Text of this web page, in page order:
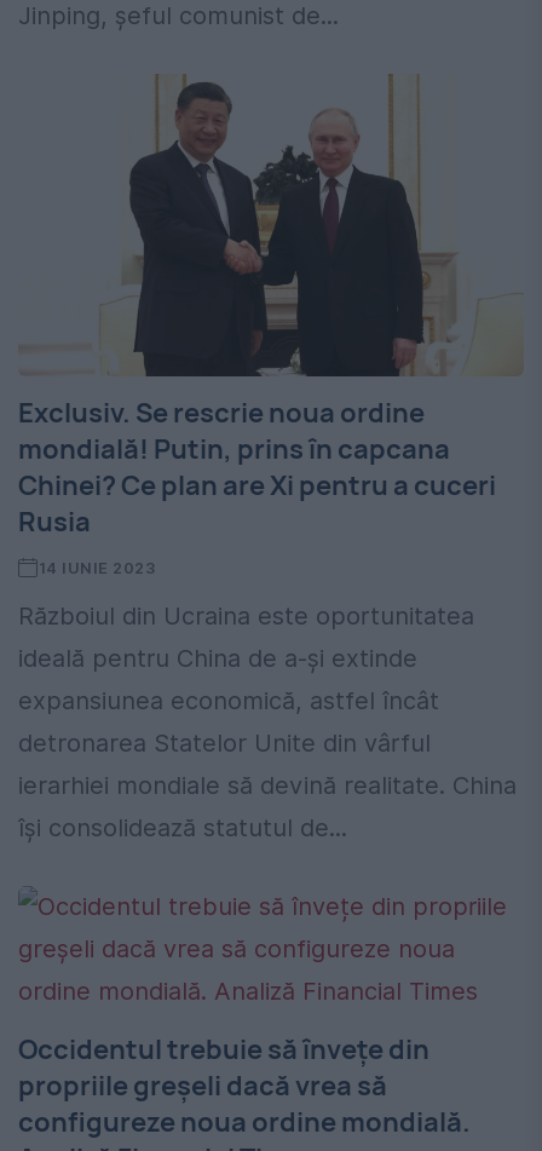
Jinping, șeful comunist de...
Exclusiv. Se rescrie noua ordine
mondială! Putin, prins în capcana
Chinei? Ce plan are Xi pentru a cuceri
Rusia
14 IUNIE 2023
Războiul din Ucraina este oportunitatea
ideală pentru China de a-și extinde
expansiunea economică, astfel încât
detronarea Statelor Unite din vârful
ierarhiei mondiale să devină realitate. China
își consolidează statutul de...
Occidentul trebuie să învețe din
propriile greșeli dacă vrea să
configureze noua ordine mondială.